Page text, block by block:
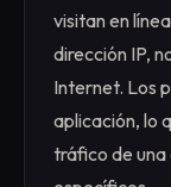
visitan en
dirección IP,
Internet. Los
aplicación, lo
tráfico de una